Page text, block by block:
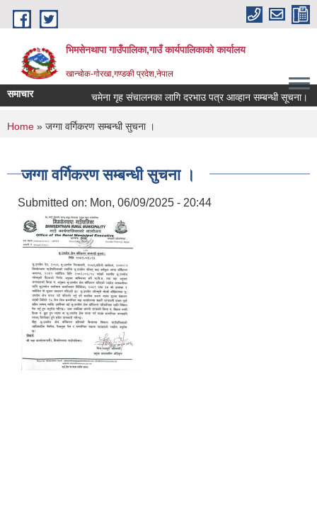
Skip to main content
भिमसेनथापा गाउँपालिका,गाउँ कार्यपालिकाकाे कार्यालय
खान्चोक-गाेरखा,गण्डकी प्रदेश,नेपाल
समाचार चमेना गृह संचालनका लागि दरभाउ पत्र आव्हान सम्बन्धी सूचना।
You are here
Home » जग्गा वर्गिकरण सम्बन्धी सुचना ।
जग्गा वर्गिकरण सम्बन्धी सुचना ।
Submitted on: Mon, 06/09/2025 - 20:44